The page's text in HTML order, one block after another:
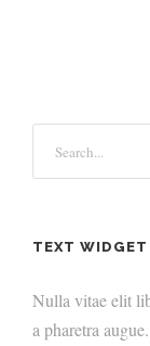
TEXT WIDGET
Nulla vitae elit
a pharetra